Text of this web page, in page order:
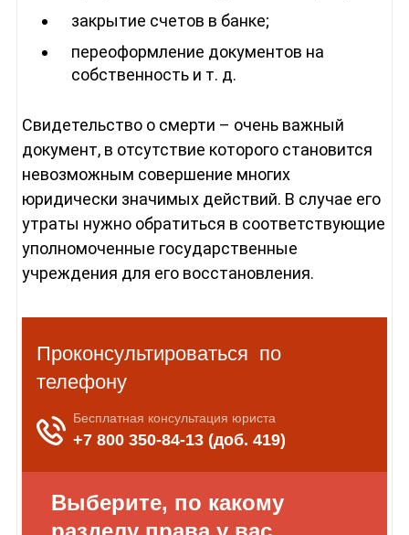
закрытие счетов в банке;
переоформление документов на
собственность и т. д.
Свидетельство о смерти – очень важный
документ, в отсутствие которого становится
невозможным совершение многих
юридически значимых действий. В случае его
утраты нужно обратиться в соответствующие
уполномоченные государственные
учреждения для его восстановления.